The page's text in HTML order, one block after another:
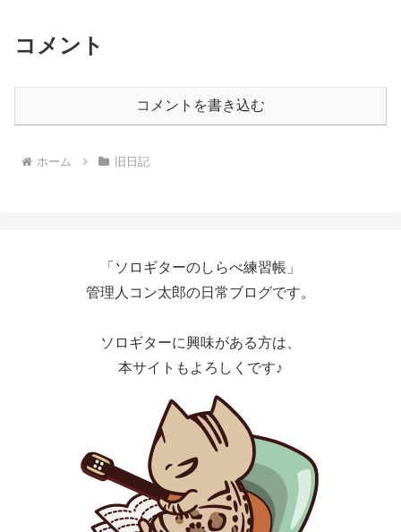
コメント
コメントを書き込む
ホーム 旧日記
「ソロギターのしらべ練習帳」
管理人コン太郎の日常ブログです。
ソロギターに興味がある方は、
本サイトもよろしくです♪